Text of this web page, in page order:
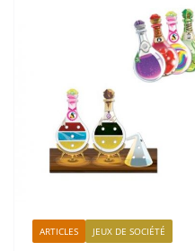
ARTICLES JEUX DE SOCIÉTÉ